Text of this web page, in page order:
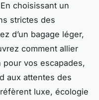
choisissant un
strictes des
d’un bagage léger,
comment allier
vos escapades,
aux attentes des
luxe, écologie